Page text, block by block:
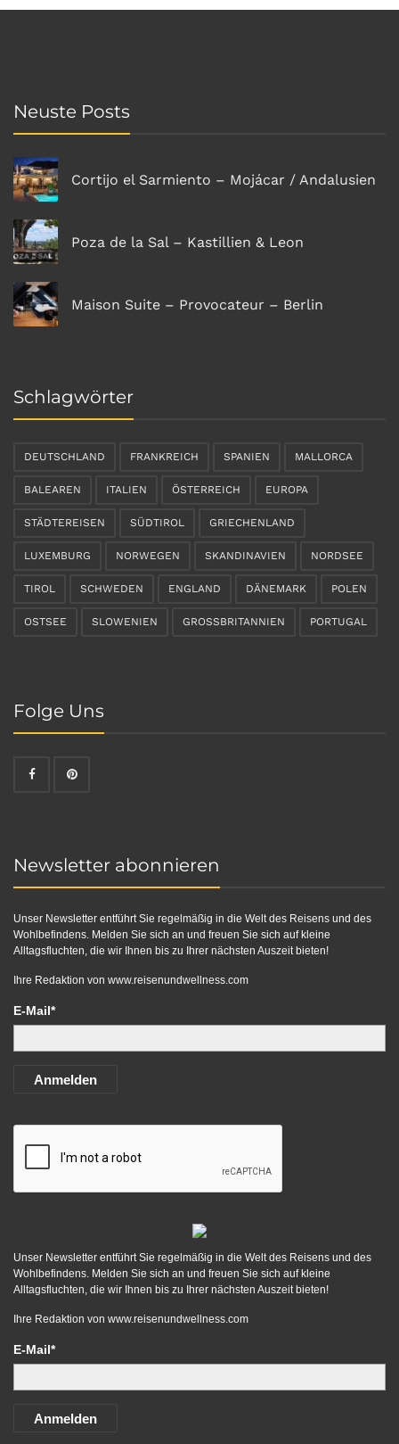
Neuste Posts
Cortijo el Sarmiento – Mojácar / Andalusien
Poza de la Sal – Kastillien & Leon
Maison Suite – Provocateur – Berlin
Schlagwörter
DEUTSCHLAND FRANKREICH SPANIEN MALLORCA
BALEAREN ITALIEN ÖSTERREICH EUROPA
STÄDTEREISEN SÜDTIROL GRIECHENLAND
LUXEMBURG NORWEGEN SKANDINAVIEN NORDSEE
TIROL SCHWEDEN ENGLAND DÄNEMARK POLEN
OSTSEE SLOWENIEN GROSSBRITANNIEN PORTUGAL
Folge Uns
Newsletter abonnieren
Unser Newsletter entführt Sie regelmäßig in die Welt des Reisens und des
Wohlbefindens. Melden Sie sich an und freuen Sie sich auf kleine
Alltagsfluchten, die wir Ihnen bis zu Ihrer nächsten Auszeit bieten!
Ihre Redaktion von www.reisenundwellness.com
E-Mail*
Anmelden
Unser Newsletter entführt Sie regelmäßig in die Welt des Reisens und des
Wohlbefindens. Melden Sie sich an und freuen Sie sich auf kleine
Alltagsfluchten, die wir Ihnen bis zu Ihrer nächsten Auszeit bieten!
Ihre Redaktion von www.reisenundwellness.com
E-Mail*
Anmelden